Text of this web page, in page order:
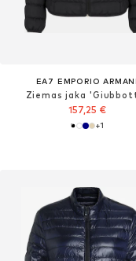
EA7 EMPORIO ARMANI
Ziemas jaka
157,25 €
+1